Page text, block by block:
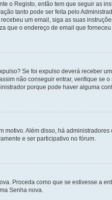
o Registo, então tem que seguir as
tanto pode ser feita pelo
um email, siga as suas
que o endereço de email que
Se foi expulso deverá receber
não conseguir entrar, verifique
porque pode haver alguma
motivo. Além disso, há
e ser participativo no fórum.
Proceda como que se estivesse a
Senha nova.